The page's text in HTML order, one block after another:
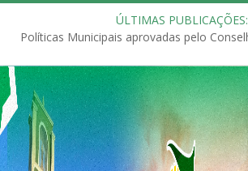
ÚLTIMAS PUBLICAÇÕES: